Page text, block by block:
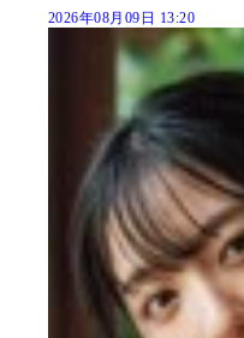
2026年08月09日 13:20